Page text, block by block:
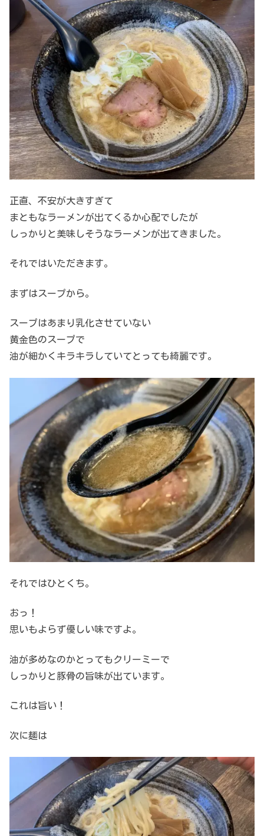
正直、不安が大きすぎて
まともなラーメンが出てくるか心配でしたが
しっかりと美味しそうなラーメンが出てきました。
それではいただきます。
まずはスープから。
スープはあまり乳化させていない
黄金色のスープで
油が細かくキラキラしていてとっても綺麗です。
それではひとくち。
おっ！
思いもよらず優しい味ですよ。
油が多めなのかとってもクリーミーで
しっかりと豚骨の旨味が出ています。
これは旨い！
次に麺は